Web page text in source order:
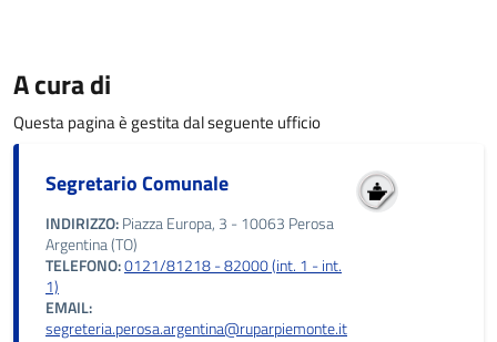
A cura di
Questa pagina è gestita dal seguente ufficio
Segretario Comunale
INDIRIZZO:Piazza Europa, 3 - 10063 Perosa
Argentina (TO)
TELEFONO:0121/81218 - 82000 (int. 1 - int.
1)
EMAIL:
segreteria.perosa.argentina@ruparpiemonte.it